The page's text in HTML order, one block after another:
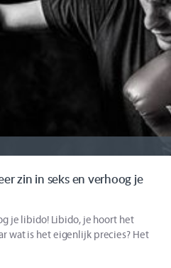
zin in seks en verhoog je
je libido! Libido, je hoort het
wat is het eigenlijk precies? Het